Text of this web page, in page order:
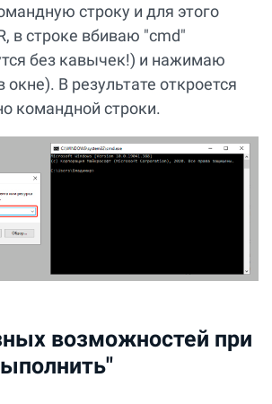
строку и для этого
в строке вбиваю "cmd"
без кавычек!) и нажимаю
окне). В результате откроется
командной строки.
возможностей при